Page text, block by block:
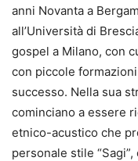
anni Novanta a
all’Università di
gospel a Milano, con
con piccole
successo. Nella sua
cominciano a essere
etnico-acustico che
personale stile